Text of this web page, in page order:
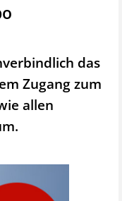
das
Zugang zum
allen